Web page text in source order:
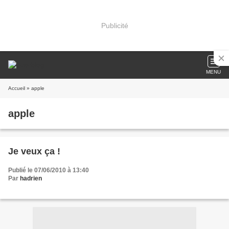
Publicité
MENU
Accueil » apple
apple
Je veux ça !
Publié le 07/06/2010 à 13:40
Par hadrien